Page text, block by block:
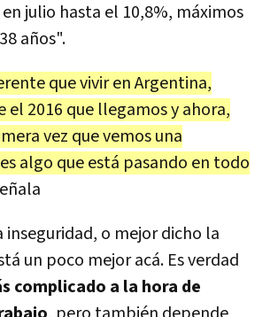
julio hasta el 10,8%, máximos
años".
que vivir en Argentina,
el 2016 que llegamos y ahora,
vez que vemos una
algo que está pasando en todo
inseguridad, o mejor dicho la
un poco mejor acá. Es verdad
complicado a la hora de